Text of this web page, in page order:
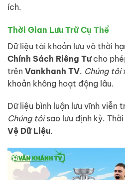
ích.
Thời Gian Lưu Trữ Cụ Thể
Dữ liệu tài khoản lưu vô thời
Chính Sách Riêng Tưcho
trên Vankhanh TV. Chúng tôi
khoản không hoạt động lâu.
Dữ liệu bình luận lưu vĩnh viễn
Chúng tôisao lưu định kỳ.
Vệ Dữ Liệu.